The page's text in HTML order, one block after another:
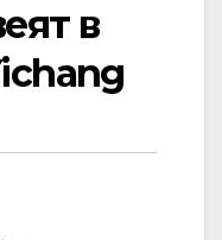
в